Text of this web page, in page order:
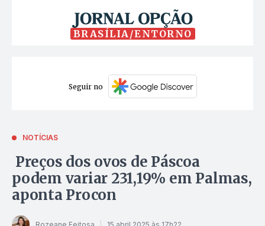
BRASÍLIA/ENTORNO
Seguir no
NOTÍCIAS
Preços dos ovos de Páscoa
podem variar 231,19% em Palmas,
aponta Procon